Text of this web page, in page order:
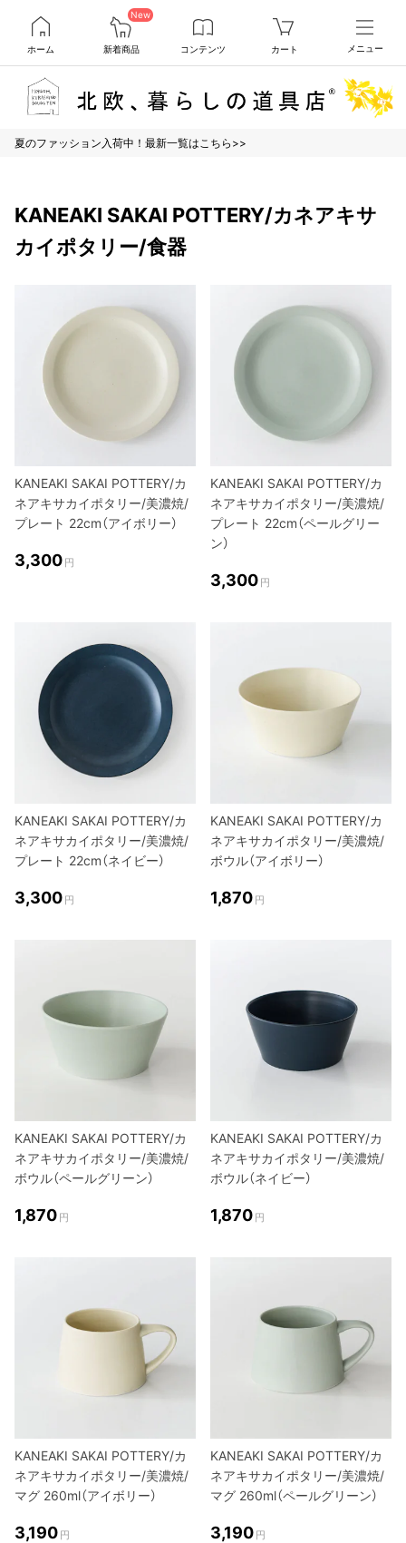
ホーム
New
新着商品 コンテンツ カート メニュー
夏のファッション入荷中！最新一覧はこちら>>
KANEAKI SAKAI POTTERY/カネアキサ
カイポタリー/食器
KANEAKI SAKAI POTTERY/カ
ネアキサカイポタリー/美濃焼/
プレート 22cm（アイボリー）
3,300 円
KANEAKI SAKAI POTTERY/カ
ネアキサカイポタリー/美濃焼/
プレート 22cm（ペールグリー
ン）
3,300 円
KANEAKI SAKAI POTTERY/カ
ネアキサカイポタリー/美濃焼/
プレート 22cm（ネイビー）
3,300 円
KANEAKI SAKAI POTTERY/カ
ネアキサカイポタリー/美濃焼/
ボウル（アイボリー）
1,870 円
KANEAKI SAKAI POTTERY/カ
ネアキサカイポタリー/美濃焼/
ボウル（ペールグリーン）
1,870 円
KANEAKI SAKAI POTTERY/カ
ネアキサカイポタリー/美濃焼/
ボウル（ネイビー）
1,870 円
KANEAKI SAKAI POTTERY/カ
ネアキサカイポタリー/美濃焼/
マグ 260ml（アイボリー）
3,190 円
KANEAKI SAKAI POTTERY/カ
ネアキサカイポタリー/美濃焼/
マグ 260ml（ペールグリーン）
3,190 円